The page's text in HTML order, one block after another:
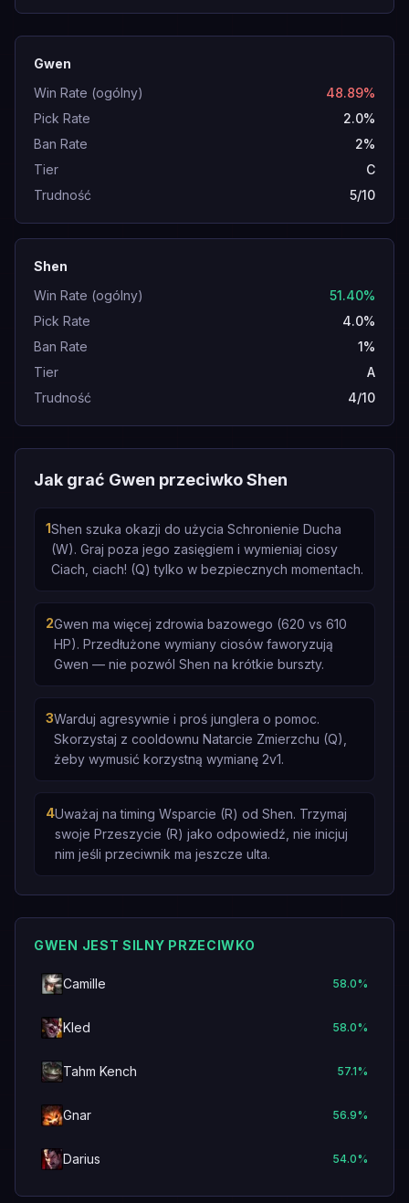
Gwen
Win Rate (ogólny)
48.89%
Pick Rate
2.0%
Ban Rate
2%
Tier
C
Trudność
5/10
Shen
Win Rate (ogólny)
51.40%
Pick Rate
4.0%
Ban Rate
1%
Tier
A
Trudność
4/10
Jak grać Gwen przeciwko Shen
1Shen szuka okazji do użycia Schronienie Ducha
(W). Graj poza jego zasięgiem i wymieniaj ciosy
Ciach, ciach! (Q) tylko w bezpiecznych momentach.
2Gwen ma więcej zdrowia bazowego (620 vs 610
HP). Przedłużone wymiany ciosów faworyzują
Gwen — nie pozwól Shen na krótkie burszty.
3Warduj agresywnie i proś junglera o pomoc.
Skorzystaj z cooldownu Natarcie Zmierzchu (Q),
żeby wymusić korzystną wymianę 2v1.
4Uważaj na timing Wsparcie (R) od Shen. Trzymaj
swoje Przeszycie (R) jako odpowiedź, nie inicjuj
nim jeśli przeciwnik ma jeszcze ulta.
GWEN JEST SILNY PRZECIWKO
Camille 58.0%
Kled 58.0%
Tahm Kench 57.1%
Gnar 56.9%
Darius 54.0%